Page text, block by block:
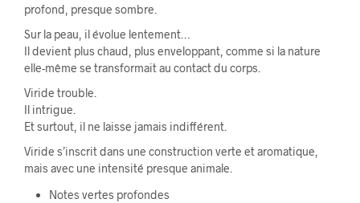
profond, presque sombre.
Sur la peau, il évolue lentement…
Il devient plus chaud, plus enveloppant, comme si la nature
elle-même se transformait au contact du corps.
Viride trouble.
Il intrigue.
Et surtout, il ne laisse jamais indifférent.
Viride s’inscrit dans une construction verte et aromatique,
mais avec une intensité presque animale.
Notes vertes profondes